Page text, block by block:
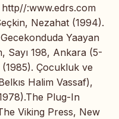
:www.edrs.com
Nezahat (1994).
Yaayan
Sayı 198, Ankara (5-
Çocukluk ve
Halim Vassaf),
Plug-In
Viking Press, New